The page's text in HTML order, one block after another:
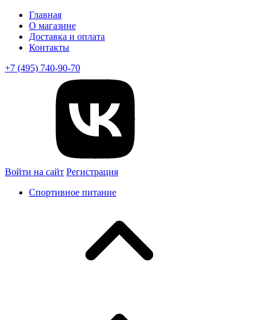
Главная
О магазине
Доставка и оплата
Контакты
+7 (495) 740-90-70
Войти на сайт Регистрация
Спортивное питание